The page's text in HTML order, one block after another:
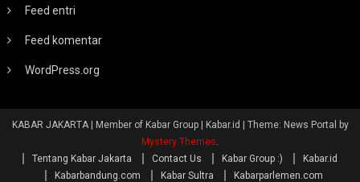
Feed entri
Feed komentar
WordPress.org
KABAR JAKARTA | Member of Kabar Group | Kabar.id
Theme: News Portal by
Mystery Themes.
Tentang Kabar Jakarta
Contact Us Kabar Group :)
Kabar.id
Kabarbandung.com
Kabar Sultra Kabarparlemen.com